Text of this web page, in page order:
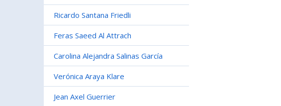
Ricardo Santana Friedli
Feras Saeed Al Attrach
Carolina Alejandra Salinas García
Verónica Araya Klare
Jean Axel Guerrier